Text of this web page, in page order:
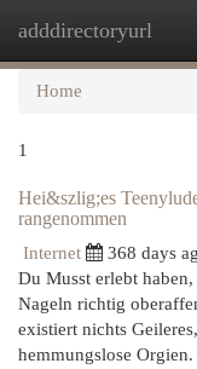
adddirectoryurl
Home
1
Hei&szlig;es
rangenommen
Internet 368 days
Du Musst erlebt
Nageln richtig
existiert nichts
hemmungslose